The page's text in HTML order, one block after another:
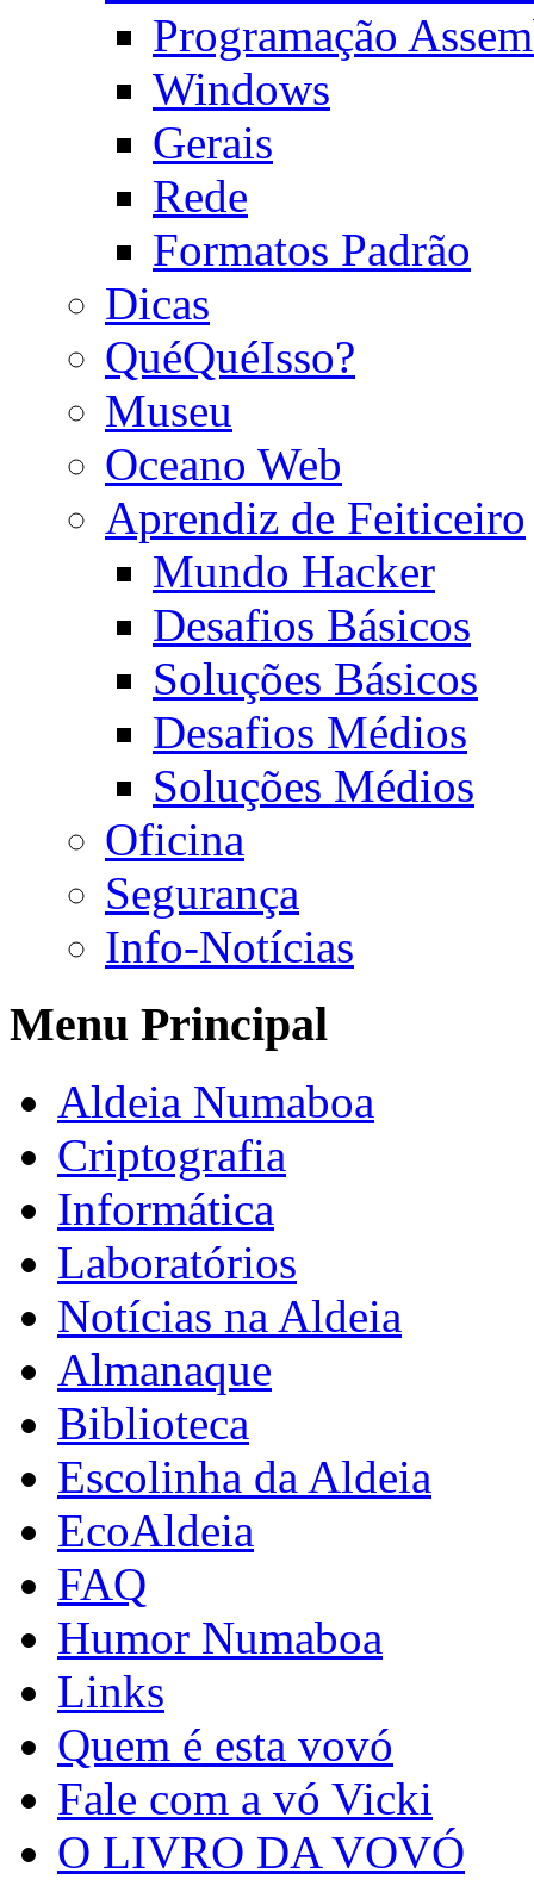
Programação
Windows
Gerais
Rede
Formatos Padrão
Dicas
QuéQuéIsso?
Museu
Oceano Web
Aprendiz de Feiticeiro
Mundo Hacker
Desafios Básicos
Soluções Básicos
Desafios Médios
Soluções Médios
Oficina
Segurança
Info-Notícias
Menu Principal
Aldeia Numaboa
Criptografia
Informática
Laboratórios
Notícias na Aldeia
Almanaque
Biblioteca
Escolinha da Aldeia
EcoAldeia
FAQ
Humor Numaboa
Links
Quem é esta vovó
Fale com a vó Vicki
O LIVRO DA VOVÓ